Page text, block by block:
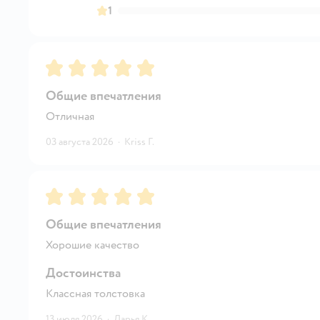
1
Рейтинг:5
Общие впечатления
Отличная
03 августа 2026 · Kriss Г.
Рейтинг:5
Общие впечатления
Хорошие качество
Достоинства
Классная толстовка